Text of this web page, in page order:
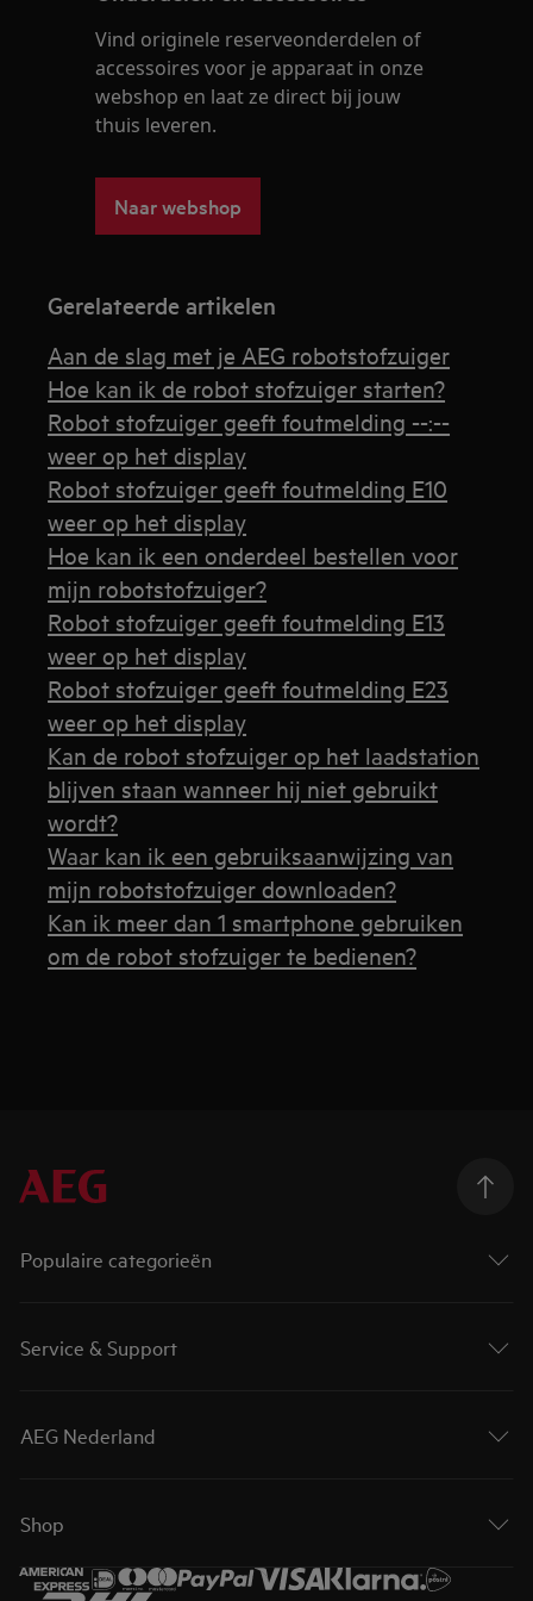
Vind originele reserveonderdelen of
accessoires voor je apparaat in onze
webshop en laat ze direct bij jouw
thuis leveren.
Naar webshop
Gerelateerde artikelen
Aan de slag met je AEG robotstofzuiger
Hoe kan ik de robot stofzuiger starten?
Robot stofzuiger geeft foutmelding --:--
weer op het display
Robot stofzuiger geeft foutmelding E10
weer op het display
Hoe kan ik een onderdeel bestellen voor
mijn robotstofzuiger?
Robot stofzuiger geeft foutmelding E13
weer op het display
Robot stofzuiger geeft foutmelding E23
weer op het display
Kan de robot stofzuiger op het laadstation
blijven staan wanneer hij niet gebruikt
wordt?
Waar kan ik een gebruiksaanwijzing van
mijn robotstofzuiger downloaden?
Kan ik meer dan 1 smartphone gebruiken
om de robot stofzuiger te bedienen?
Populaire categorieën
Service & Support
AEG Nederland
Shop